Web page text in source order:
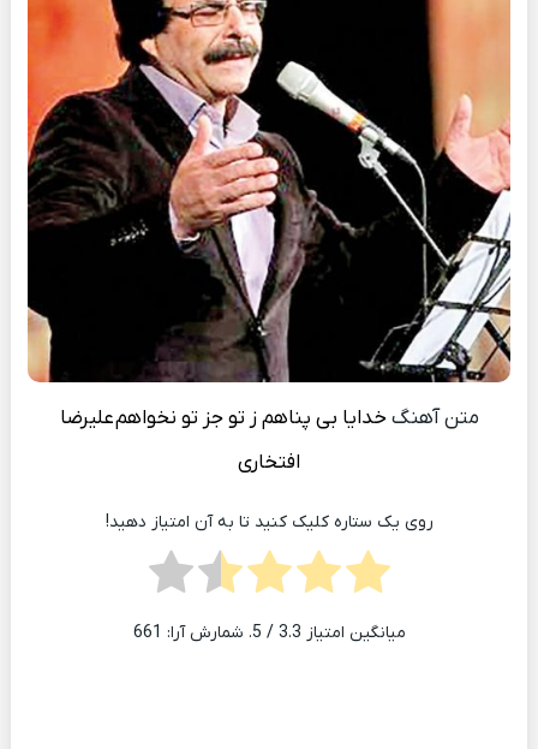
متن آهنگخدایا بی پناهم ز تو جز تو نخواهمعلیرضا
افتخاری
روی یک ستاره کلیک کنید تا به آن امتیاز دهید!
میانگین امتیاز 3.3 / 5. شمارش آرا: 661